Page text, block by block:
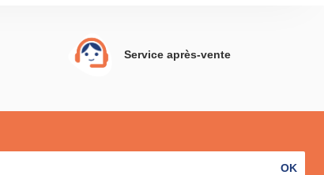
Service après-vente
OK